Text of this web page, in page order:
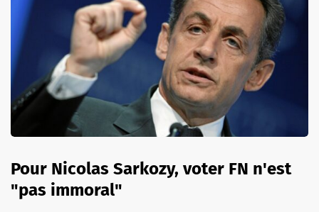
Pour Nicolas Sarkozy, voter FN n'est
"pas immoral"